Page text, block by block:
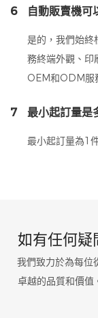
6 自動販賣機可
是的，我們始終
務終端外觀、印
OEM和ODM服
7 最小起訂量是
最小起訂量為1
如有任何疑
我們致力於為每位
卓越的品質和價值